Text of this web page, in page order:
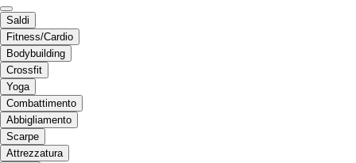
Saldi
Fitness/Cardio
Bodybuilding
Crossfit
Yoga
Combattimento
Abbigliamento
Scarpe
Attrezzatura